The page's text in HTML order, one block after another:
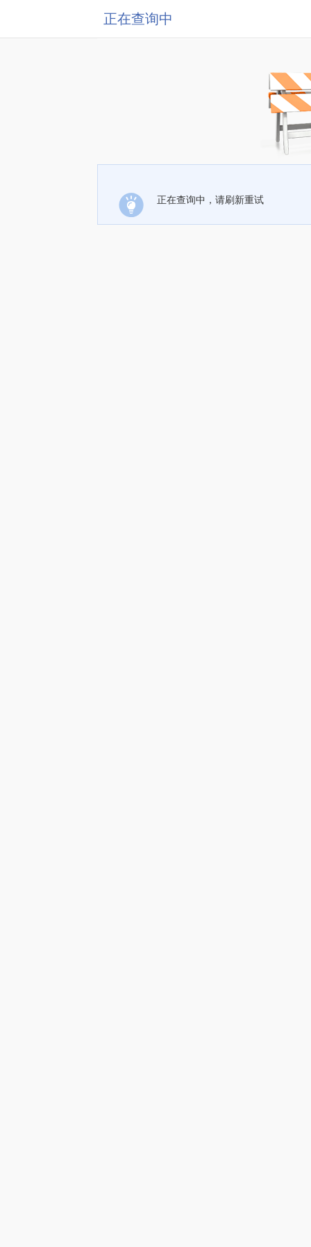
正在查询中
正在查询中，请刷新重试